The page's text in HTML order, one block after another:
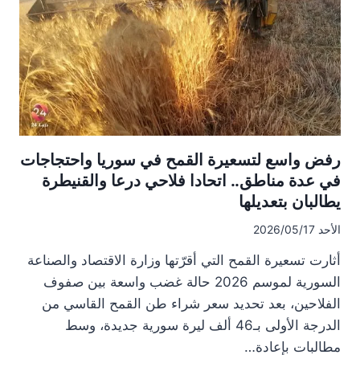
القمح
دون
تعديل
إلى
الآن
رفض واسع لتسعيرة القمح في سوريا واحتجاجات
في عدة مناطق.. اتحادا فلاحي درعا والقنيطرة
يطالبان بتعديلها
الأحد 2026/05/17
أثارت تسعيرة القمح التي أقرّتها وزارة الاقتصاد والصناعة
السورية لموسم 2026 حالة غضب واسعة بين صفوف
الفلاحين، بعد تحديد سعر شراء طن القمح القاسي من
الدرجة الأولى بـ46 ألف ليرة سورية جديدة، وسط
مطالبات بإعادة…